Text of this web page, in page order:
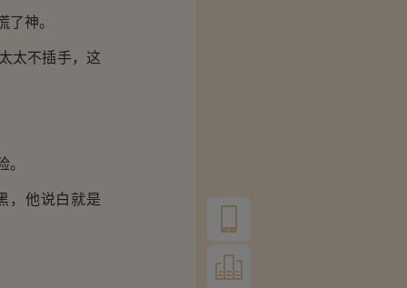
神。
太不插手，这
他说白就是